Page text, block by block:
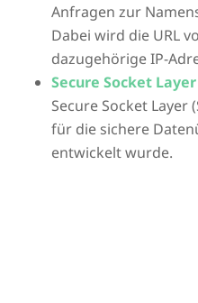
Anfragen zur
Dabei wird die URL
dazugehörige IP-
Secure Socket Layer
Secure Socket Layer
für die sichere
entwickelt wurde.